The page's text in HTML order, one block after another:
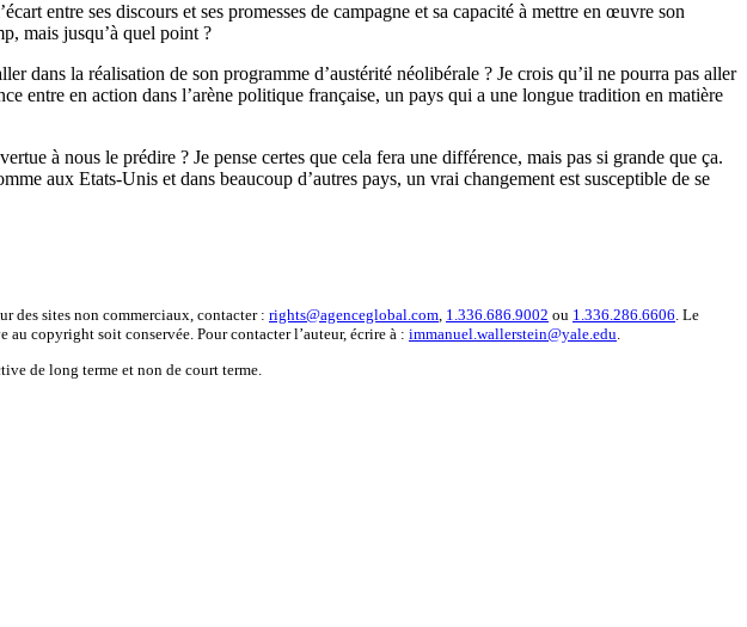
entre ses discours et ses promesses de campagne et sa capacité à mettre en œuvre son
mais jusqu’à quel point ?
dans la réalisation de son programme d’austérité néolibérale ? Je crois qu’il ne pourra pas aller
entre en action dans l’arène politique française, un pays qui a une longue tradition en matière
à nous le prédire ? Je pense certes que cela fera une différence, mais pas si grande que ça.
aux Etats-Unis et dans beaucoup d’autres pays, un vrai changement est susceptible de se
des sites non commerciaux, contacter : rights@agenceglobal.com, 1.336.686.9002 ou 1.336.286.6606. Le
copyright soit conservée. Pour contacter l’auteur, écrire à : immanuel.wallerstein@yale.edu.
de long terme et non de court terme.